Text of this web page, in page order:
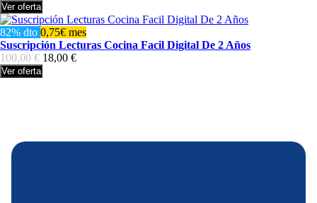
Ver oferta
82% dto 0,75€ mes
Suscripción Lecturas Cocina Facil Digital De 2 Años
100,00 € 18,00 €
Ver oferta